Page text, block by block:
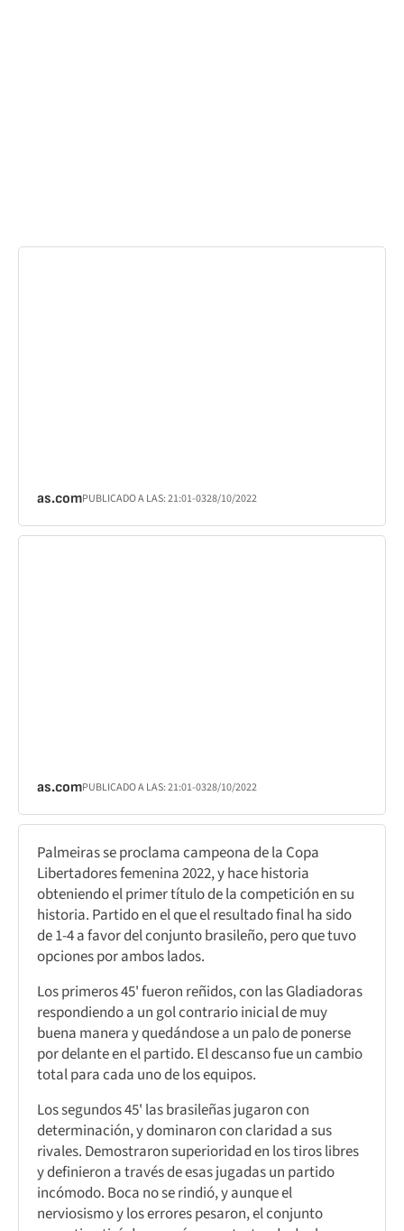
as.comPUBLICADO A LAS:21:01-0328/10/2022
as.comPUBLICADO A LAS:21:01-0328/10/2022
Palmeiras se proclama campeona de la Copa
Libertadores femenina 2022, y hace historia
obteniendo el primer título de la competición en su
historia. Partido en el que el resultado final ha sido
de 1-4 a favor del conjunto brasileño, pero que tuvo
opciones por ambos lados.
Los primeros 45' fueron reñidos, con las Gladiadoras
respondiendo a un gol contrario inicial de muy
buena manera y quedándose a un palo de ponerse
por delante en el partido. El descanso fue un cambio
total para cada uno de los equipos.
Los segundos 45' las brasileñas jugaron con
determinación, y dominaron con claridad a sus
rivales. Demostraron superioridad en los tiros libres
y definieron a través de esas jugadas un partido
incómodo. Boca no se rindió, y aunque el
nerviosismo y los errores pesaron, el conjunto